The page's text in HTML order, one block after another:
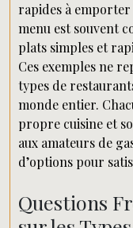
rapides à
menu est souvent
plats simples et
Ces exemples ne
types de
monde entier.
propre cuisine et
aux amateurs de
d’options pour
Questions